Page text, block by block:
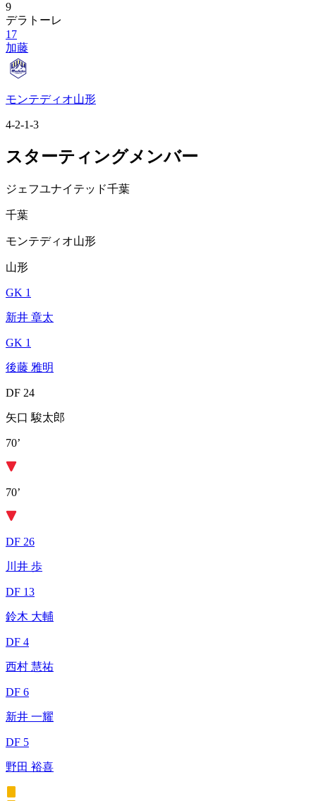
9
デラトーレ
17
加藤
モンテディオ山形
4-2-1-3
スターティングメンバー
ジェフユナイテッド千葉
千葉
モンテディオ山形
山形
GK 1
新井 章太
GK 1
後藤 雅明
DF 24
矢口 駿太郎
70’
70’
DF 26
川井 歩
DF 13
鈴木 大輔
DF 4
西村 慧祐
DF 6
新井 一耀
DF 5
野田 裕喜